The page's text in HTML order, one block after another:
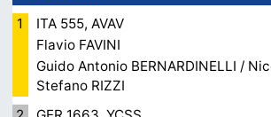
1 ITA 555, AVAV
Flavio FAVINI
Guido Antonio BERNARDINELLI /
Stefano RIZZI